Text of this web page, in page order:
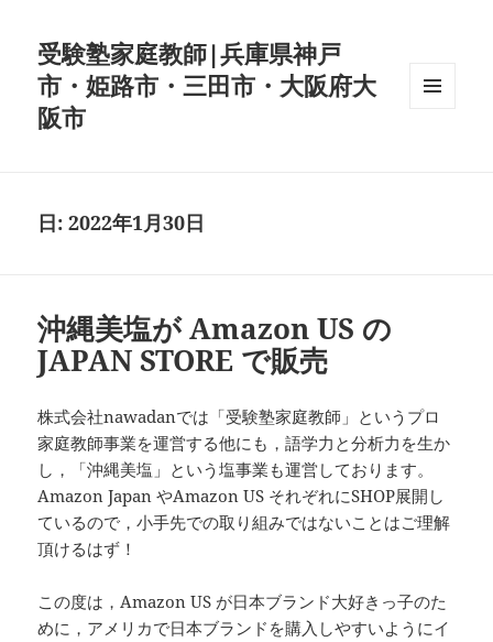
受験塾家庭教師|兵庫県神戸
市・姫路市・三田市・大阪府大
阪市
日:2022年1月30日
沖縄美塩が Amazon US の
JAPAN STORE で販売
株式会社nawadanでは「受験塾家庭教師」というプロ
家庭教師事業を運営する他にも，語学力と分析力を生か
し，「沖縄美塩」という塩事業も運営しております。
Amazon Japan やAmazon US それぞれにSHOP展開し
ているので，小手先での取り組みではないことはご理解
頂けるはず！
この度は，Amazon US が日本ブランド大好きっ子のた
めに，アメリカで日本ブランドを購入しやすいようにイ